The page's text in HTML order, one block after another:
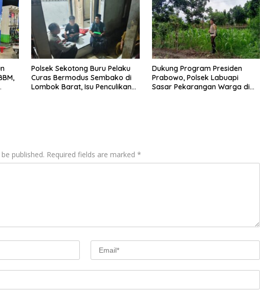
Polsek Sekotong Buru Pelaku
Curas Bermodus Sembako di
Lombok Barat, Isu Penculikan
Dukung Program Presiden
Prabowo, Polsek Labuapi
Sasar Pekarangan Warga di
published. Required fields are marked *